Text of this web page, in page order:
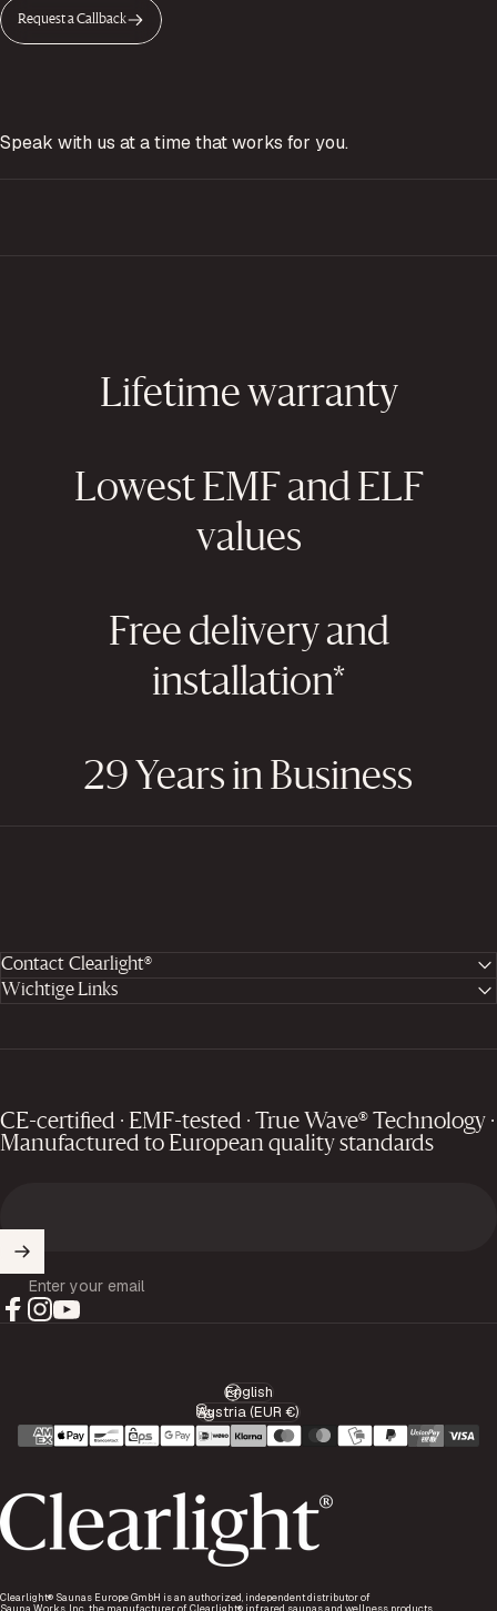
Request a Callback
Speak with us at a time that works for you.
Lifetime warranty
Lowest EMF and ELF
values
Free delivery and
installation*
29 Years in Business
Contact Clearlight®
Wichtige Links
CE-certified · EMF-tested · True Wave® Technology ·
Manufactured to European quality standards
Enter your email
Language
English
Country/region
Austria (EUR €)
Clearlight® Saunas Europe GmbH is an authorized, independent distributor of